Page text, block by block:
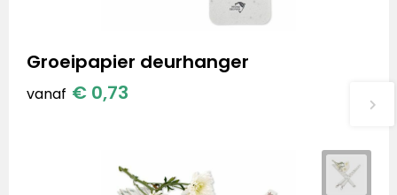
Groeipapier deurhanger
vanaf € 0,73